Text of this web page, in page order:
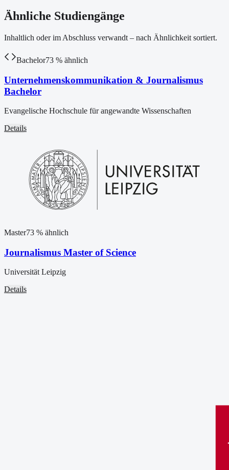
Ähnliche Studiengänge
Inhaltlich oder im Abschluss verwandt – nach Ähnlichkeit sortiert.
Bachelor73 % ähnlich
Unternehmenskommunikation & Journalismus
Bachelor
Evangelische Hochschule für angewandte Wissenschaften
Details
Master73 % ähnlich
Journalismus Master of Science
Universität Leipzig
Details